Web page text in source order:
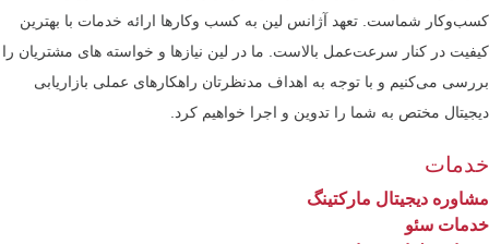
کسب‌وکار شماست. تعهد آژانس لین به کسب ‎وکارها ارائه خدمات با بهترین
در کنار سرعت‌عمل بالاست. ما در لین نیازها و خواسته های مشتریان را
می‌کنیم و با توجه به اهداف مدنظرتان راهکارهای عملی بازاریابی
مختص به شما را تدوین و اجرا خواهیم کرد.
دیجیتال مارکتینگ
سئو